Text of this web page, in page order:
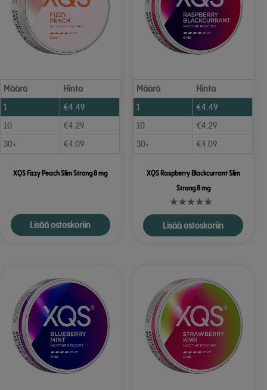
Määrä
Hinta
1
€4.49
10
€4.29
30+
€4.09
XQS Fizzy Peach Slim Strong 8 mg
Lisää ostoskoriin
Määrä
Hinta
1
€4.49
10
€4.29
30+
€4.09
XQS Raspberry Blackcurrant Slim
Strong 8 mg
Lisää ostoskoriin